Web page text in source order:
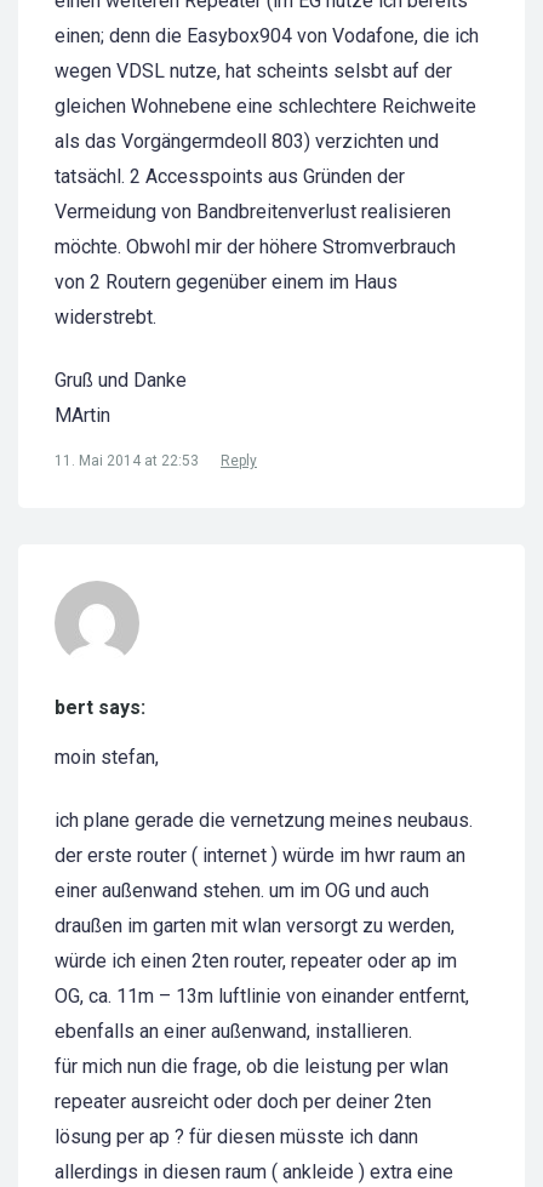
einen; denn die Easybox904 von Vodafone, die ich
wegen VDSL nutze, hat scheints selsbt auf der
gleichen Wohnebene eine schlechtere Reichweite
als das Vorgängermdeoll 803) verzichten und
tatsächl. 2 Accesspoints aus Gründen der
Vermeidung von Bandbreitenverlust realisieren
möchte. Obwohl mir der höhere Stromverbrauch
von 2 Routern gegenüber einem im Haus
widerstrebt.
Gruß und Danke
MArtin
11. Mai 2014 at 22:53 Reply
bert says:
moin stefan,
ich plane gerade die vernetzung meines neubaus.
der erste router ( internet ) würde im hwr raum an
einer außenwand stehen. um im OG und auch
draußen im garten mit wlan versorgt zu werden,
würde ich einen 2ten router, repeater oder ap im
OG, ca. 11m – 13m luftlinie von einander entfernt,
ebenfalls an einer außenwand, installieren.
für mich nun die frage, ob die leistung per wlan
repeater ausreicht oder doch per deiner 2ten
lösung per ap ? für diesen müsste ich dann
allerdings in diesen raum ( ankleide ) extra eine